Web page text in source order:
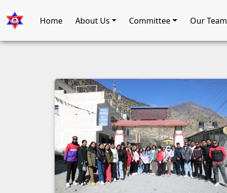
Home About Us Committee Our Team